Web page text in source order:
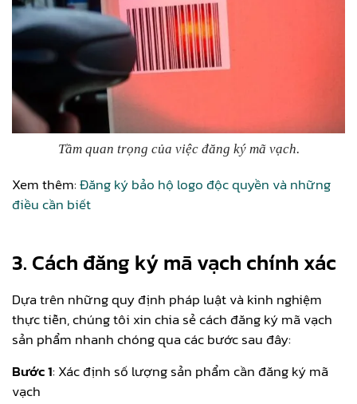
Tầm quan trọng của việc đăng ký mã vạch.
Xem thêm:Đăng ký bảo hộ logo độc quyền và những
điều cần biết
3. Cách đăng ký mã vạch chính xác
Dựa trên những quy định pháp luật và kinh nghiệm
thực tiễn, chúng tôi xin chia sẻ cách đăng ký mã vạch
sản phẩm nhanh chóng qua các bước sau đây:
Bước 1: Xác định số lượng sản phẩm cần đăng ký mã
vạch